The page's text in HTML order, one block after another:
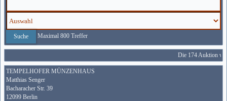
Maximal 800 Treffer
Die 174 Auktion
TEMPELHOFER MÜNZENHAUS
Matthias Senger
Bacharacher Str. 39
12099 Berlin